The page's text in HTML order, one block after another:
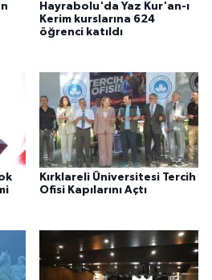
Hayrabolu'da Yaz Kur'an-ı
Kerim kurslarına 624
öğrenci katıldı
Kırklareli Üniversitesi Tercih
Ofisi Kapılarını Açtı